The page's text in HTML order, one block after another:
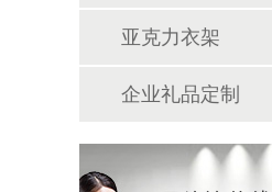
亚克力衣架
企业礼品定制